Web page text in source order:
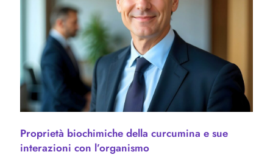
Proprietà biochimiche della curcumina e sue
interazioni con l’organismo